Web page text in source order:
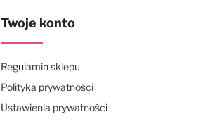
Twoje konto
Regulamin sklepu
Polityka prywatności
Ustawienia prywatności